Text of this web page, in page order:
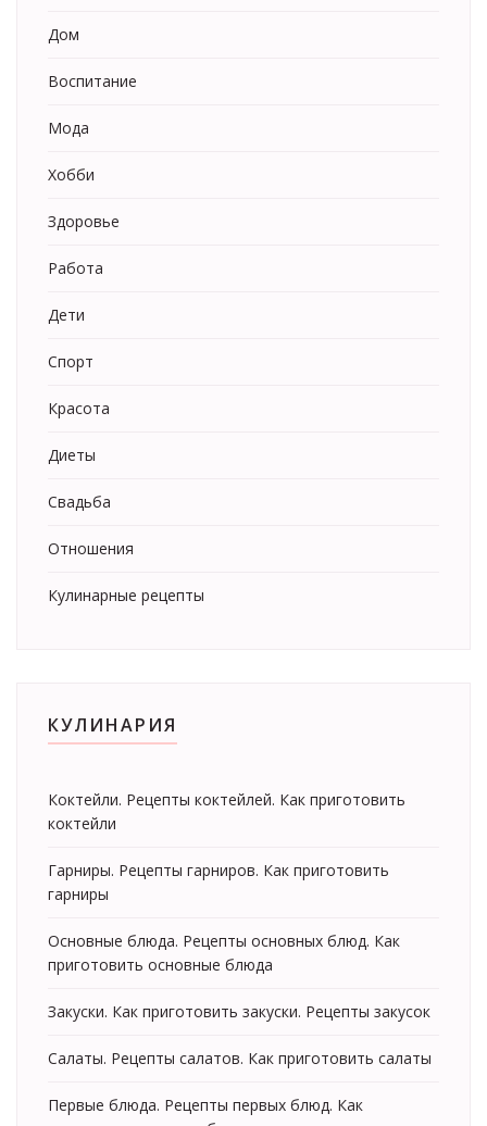
Дом
Воспитание
Мода
Хобби
Здоровье
Работа
Дети
Спорт
Красота
Диеты
Свадьба
Отношения
Кулинарные рецепты
КУЛИНАРИЯ
Коктейли. Рецепты коктейлей. Как приготовить
коктейли
Гарниры. Рецепты гарниров. Как приготовить
гарниры
Основные блюда. Рецепты основных блюд. Как
приготовить основные блюда
Закуски. Как приготовить закуски. Рецепты закусок
Салаты. Рецепты салатов. Как приготовить салаты
Первые блюда. Рецепты первых блюд. Как